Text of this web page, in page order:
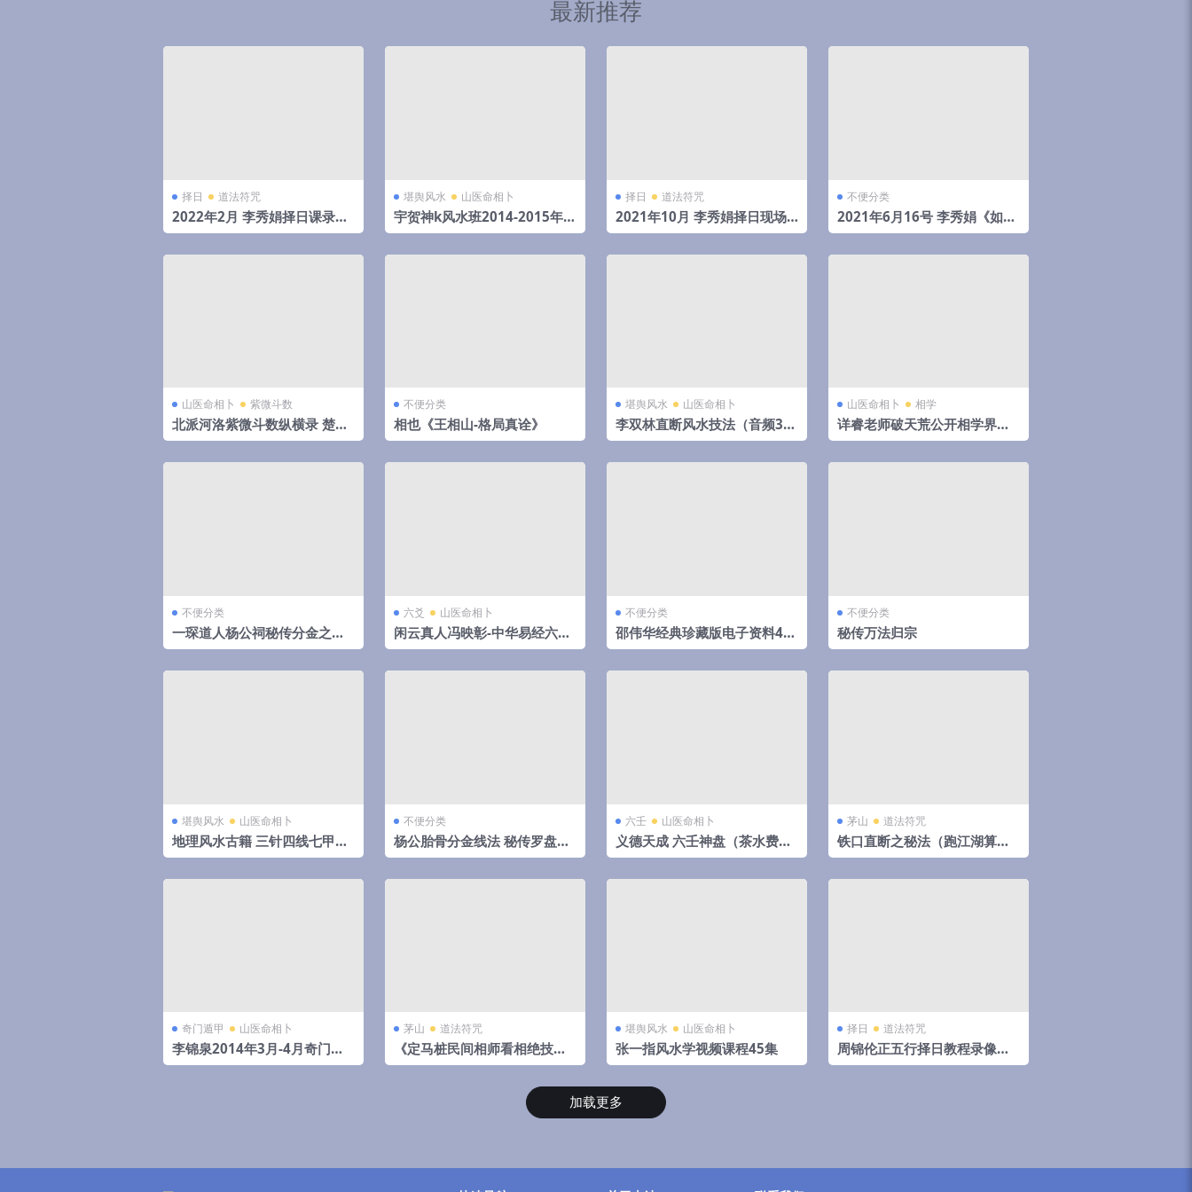
最新推荐
择日 道法符咒
2022年2月 李秀娟择日课录音
和物品丢失怎么找
堪舆风水 山医命相卜
宇贺神k风水班2014-2015年初
文字记录.pdf 夸克网盘下载
择日 道法符咒
2021年10月 李秀娟择日现场
录音 3小时16分
不便分类
2021年6月16号 李秀娟《如何
斗太岁》弟子班面授课
山医命相卜 紫微斗数
北派河洛紫微斗数纵横录 楚天
云阔
不便分类
相也《王相山-格局真诠》
堪舆风水 山医命相卜
李双林直断风水技法（音频31
集）
山医命相卜 相学
详睿老师破天荒公开相学界不
传之秘法
不便分类
一琛道人杨公祠秘传分金之胎
骨线法（高清晰版本）
六爻 山医命相卜
闲云真人冯映彰-中华易经六爻
实用预测技术讲义352页
不便分类
邵伟华经典珍藏版电子资料42
部
不便分类
秘传万法归宗
堪舆风水 山医命相卜
地理风水古籍 三针四线七甲子
分金线法（上下册全）
不便分类
杨公胎骨分金线法 秘传罗盘天
机妙决 唐荣著.27页pdf 百度云
六壬 山医命相卜
义德天成 六壬神盘（茶水费）
8集视频 百度云下载！
茅山 道法符咒
铁口直断之秘法（跑江湖算命
的民间秘法）
奇门遁甲 山医命相卜
李锦泉2014年3月-4月奇门遁
甲培训录音+教材pdf 移动网盘
茅山 道法符咒
《定马桩民间相师看相绝技秘
法》pdf 144页，手抄本,拍照
堪舆风水 山医命相卜
张一指风水学视频课程45集
择日 道法符咒
周锦伦正五行择日教程录像视
频62集65个视频（全网最全）
加载更多